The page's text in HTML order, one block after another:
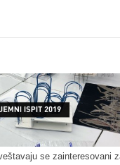
se zainteresovani